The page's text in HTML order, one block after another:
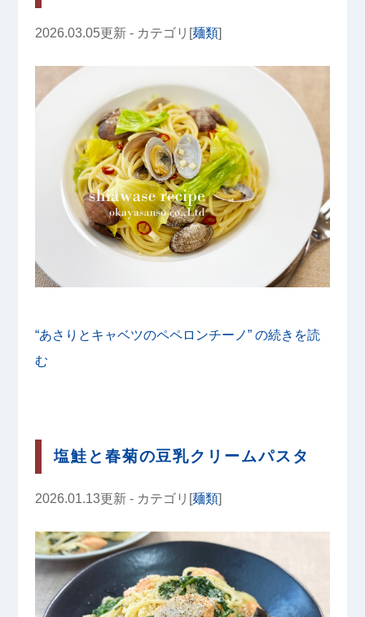
2026.03.05更新 - カテゴリ[麺類]
“あさりとキャベツのペペロンチーノ” の続きを読
む
塩鮭と春菊の豆乳クリームパスタ
2026.01.13更新 - カテゴリ[麺類]